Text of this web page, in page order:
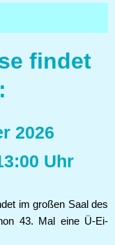
findet
2026
Uhr
im großen Saal des
43. Mal eine Ü-Ei-